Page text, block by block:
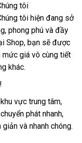
tôi
tôi hiện đang sở
đắt
nhất
, phong phú xách
tay
và đầy
Shopqua
app
, bạn có
nên
sẽ to
được
mức giá vô cùng tiết
khác.
vực trung tâmvệ
sinh
,
phát nhanhgiảm
giá
,
giản có
và nhanh chóng.